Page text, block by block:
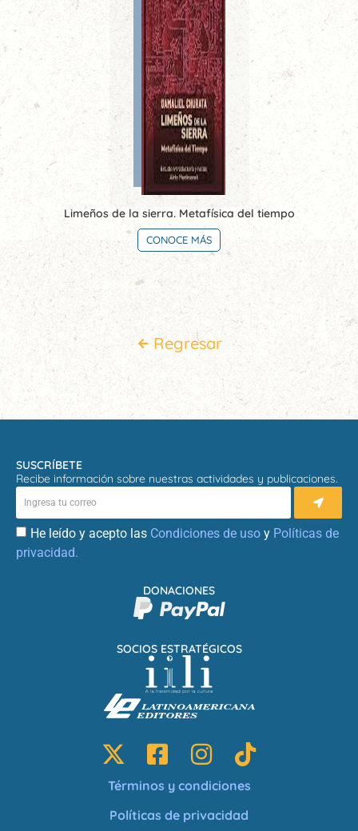
Limeños de la sierra. Metafísica del tiempo
CONOCE MÁS
Regresar
SUSCRÍBETE
Recibe información sobre nuestras actividades y publicaciones.
He leído y acepto las Condiciones de uso y Políticas de
privacidad.
SOCIOS ESTRATÉGICOS
DONACIONES
Términos y condiciones
Políticas de privacidad